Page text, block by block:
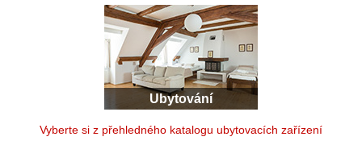
Ubytování
Vyberte si z přehledného katalogu ubytovacích zařízení